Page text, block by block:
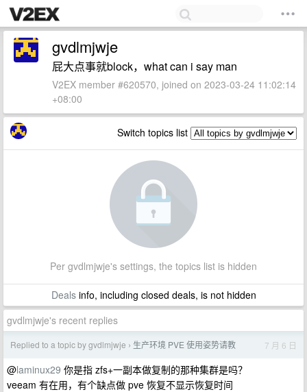
gvdlmjwje
屁大点事就block，what can i say man
V2EX member #620570, joined on 2023-03-24 11:02:14
+08:00
Switch topics list
Per gvdlmjwje's settings, the topics list is hidden
Dealsinfo, including closed deals, is not hidden
gvdlmjwje's recent replies
Replied to a topic by gvdlmjwje › 生产环境 PVE 使用姿势请教 7 月 6 日
@laminux29 你是指 zfs+一副本做复制的那种集群是吗？
veeam 有在用，有个缺点做 pve 恢复不显示恢复时间